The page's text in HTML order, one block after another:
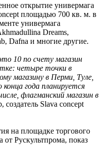
открытие универмага
площадью 700 кв. м. в
универмага
Dreams,
Dafna и многие другие.
10 по счету магазин
четыре точки в
магазину в Перми, Туле,
года планируется
флагманский магазин в
создатель Slava concept
на площадке торгового
Рускультпрома, показ